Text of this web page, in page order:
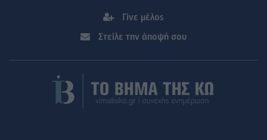
Γίνε μέλος
Στείλε την άποψή σου